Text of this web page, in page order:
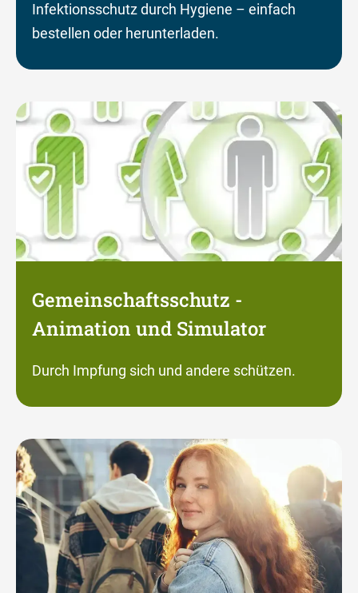
Infektionsschutz durch Hygiene – einfach
bestellen oder herunterladen.
Gemeinschaftsschutz -
Animation und Simulator
Durch Impfung sich und andere schützen.